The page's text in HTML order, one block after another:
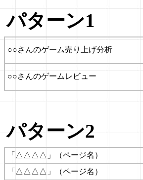
パターン1
○○さんのゲーム売り上げ分析
○○さんのゲームレビュー
パターン2
「△△△△」（ページ名）
「△△△△」（ページ名）